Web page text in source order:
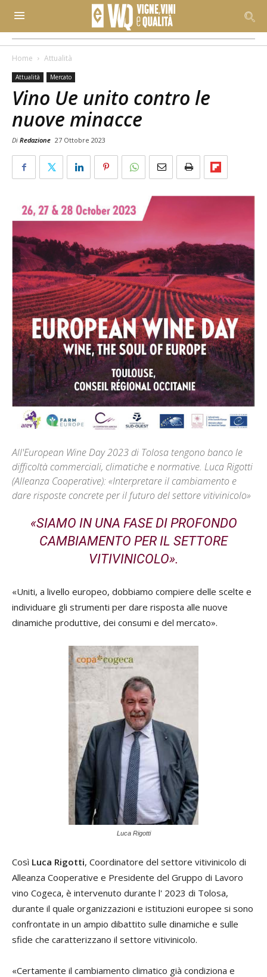
Home Attualità
Attualità Mercato
Vino Ue unito contro le
nuove minacce
Di Redazione 27 Ottobre 2023
All'European Wine Day 2023 di Tolosa tengono banco le
difficoltà commerciali, climatiche e normative. Luca Rigotti
(Alleanza Cooperative): «Interpretare il cambiamento e
dare risposte concrete per il futuro del settore vitivinicolo»
«SIAMO IN UNA FASE DI PROFONDO
CAMBIAMENTO PER IL SETTORE
VITIVINICOLO».
«Uniti, a livello europeo, dobbiamo compiere delle scelte e
individuare gli strumenti per dare risposta alle nuove
dinamiche produttive, dei consumi e del mercato».
Luca Rigotti
Così Luca Rigotti, Coordinatore del settore vitivinicolo di
Alleanza Cooperative e Presidente del Gruppo di Lavoro
vino Cogeca, è intervenuto durante l' 2023 di Tolosa,
durante il quale organizzazioni e istituzioni europee si sono
confrontate in un ampio dibattito sulle dinamiche e sulle
sfide che caratterizzano il settore vitivinicolo.
«Certamente il cambiamento climatico già condiziona e